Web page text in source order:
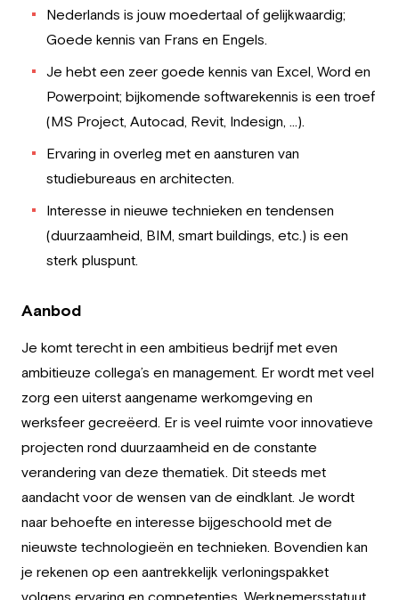
Nederlands is jouw moedertaal of gelijkwaardig;
Goede kennis van Frans en Engels.
Je hebt een zeer goede kennis van Excel, Word en
Powerpoint; bijkomende softwarekennis is een troef
(MS Project, Autocad, Revit, Indesign, …).
Ervaring in overleg met en aansturen van
studiebureaus en architecten.
Interesse in nieuwe technieken en tendensen
(duurzaamheid, BIM, smart buildings, etc.) is een
sterk pluspunt.
Aanbod
Je komt terecht in een ambitieus bedrijf met even
ambitieuze collega’s en management. Er wordt met veel
zorg een uiterst aangename werkomgeving en
werksfeer gecreëerd. Er is veel ruimte voor innovatieve
projecten rond duurzaamheid en de constante
verandering van deze thematiek. Dit steeds met
aandacht voor de wensen van de eindklant. Je wordt
naar behoefte en interesse bijgeschoold met de
nieuwste technologieën en technieken. Bovendien kan
je rekenen op een aantrekkelijk verloningspakket
volgens ervaring en competenties. Werknemersstatuut